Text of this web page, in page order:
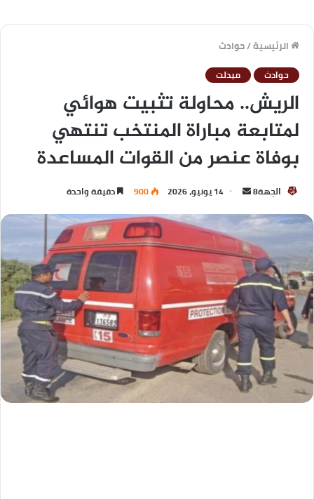
الرئيسية/حوادث
حوادث ميدلت
الريش.. محاولة تثبيت هوائي
لمتابعة مباراة المنتخب تنتهي
بوفاة عنصر من القوات المساعدة
الجهة8 14 يونيو، 2026 900 دقيقة واحدة